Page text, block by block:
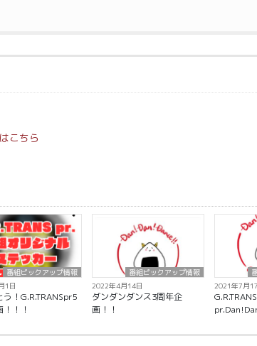
こちら
番組ピックアップ情報
1日
う！G.R.TRANSpr5
！！
番組ピックアップ情報
2022年4月14日
ダンダンダンス3周年企
画！！
2021年7月
G.R.TRANS